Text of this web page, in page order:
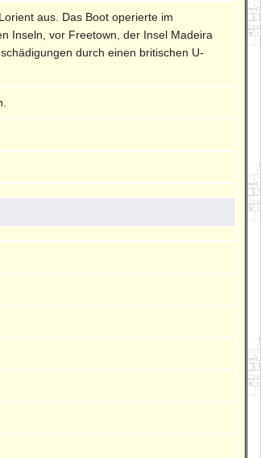
aus. Das Boot operierte im
Inseln, vor Freetown, der Insel Madeira
durch einen britischen U-